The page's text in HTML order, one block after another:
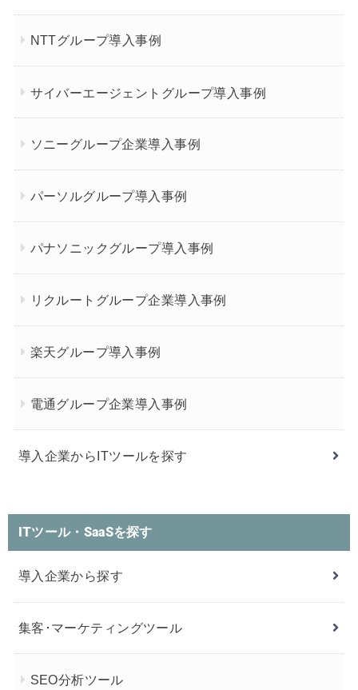
NTTグループ導入事例
サイバーエージェントグループ導入事例
ソニーグループ企業導入事例
パーソルグループ導入事例
パナソニックグループ導入事例
リクルートグループ企業導入事例
楽天グループ導入事例
電通グループ企業導入事例
導入企業からITツールを探す
ITツール・SaaSを探す
導入企業から探す
集客･マーケティングツール
SEO分析ツール